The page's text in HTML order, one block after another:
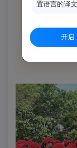
年。在爱心捐
用，用于购置
之路送去温暖与
置语言的译文
开启